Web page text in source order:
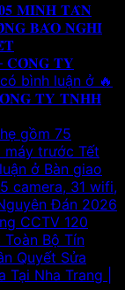
𝐌𝐈𝐍𝐇 𝐓𝐀̂𝐍
𝐁𝐀́𝐎 𝐍𝐆𝐇𝐈̉
𝐂𝐎̂𝐍𝐆 𝐓𝐘
bình luận ở 🔥
𝐓𝐘 𝐓𝐍𝐇𝐇
gồm 75
máy trước Tết
ở Bàn giao
camera, 31 wifi,
Đán 2026
CCTV 120
Toàn Bộ Tín
Quyết Sửa
Nha Trang |